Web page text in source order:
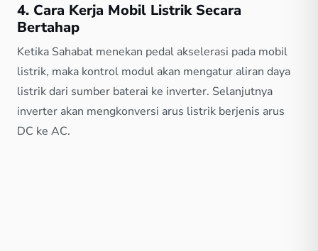
4. Cara Kerja Mobil Listrik Secara
Bertahap
Ketika Sahabat menekan pedal akselerasi pada mobil
listrik, maka kontrol modul akan mengatur aliran daya
listrik dari sumber baterai ke inverter. Selanjutnya
inverter akan mengkonversi arus listrik berjenis arus
DC ke AC.